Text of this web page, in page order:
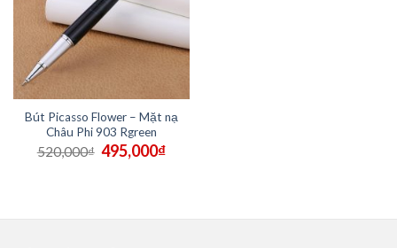
Bút Picasso Flower – Mặt nạ
Châu Phi 903 Rgreen
520,000₫ Giá
495,000₫Giá